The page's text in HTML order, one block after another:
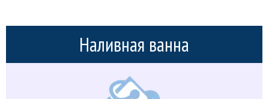
Наливная ванна